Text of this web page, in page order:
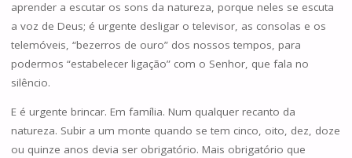
aprender a escutar os sons da natureza, porque neles se escuta
a voz de Deus; é urgente desligar o televisor, as consolas e os
telemóveis, “bezerros de ouro” dos nossos tempos, para
podermos “estabelecer ligação” com o Senhor, que fala no
silêncio.
E é urgente brincar. Em família. Num qualquer recanto da
natureza. Subir a um monte quando se tem cinco, oito, dez, doze
ou quinze anos devia ser obrigatório. Mais obrigatório que